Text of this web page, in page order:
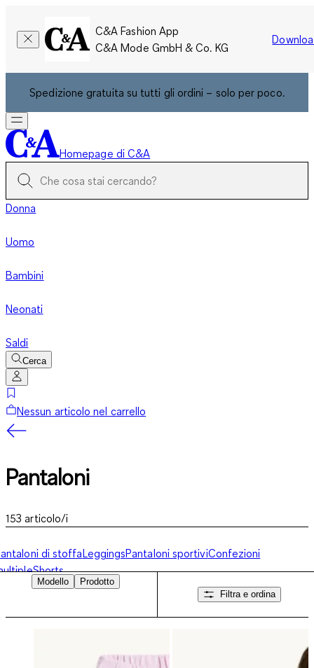
C&A Fashion App
C&A Mode GmbH & Co. KG
Spedizione gratuita su tutti gli ordini – solo per poco.
Homepage di C&A
Donna
Uomo
Bambini
Neonati
Saldi
Cerca
Nessun articolo nel carrello
Pantaloni
153 articolo/i
di stoffaLeggingsPantaloni sportiviConfezioni
Shorts
Modello
Prodotto
Filtra e ordina